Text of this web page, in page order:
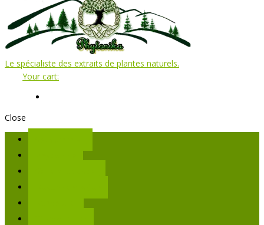
Le spécialiste des extraits de plantes naturels.
Your cart:
Close